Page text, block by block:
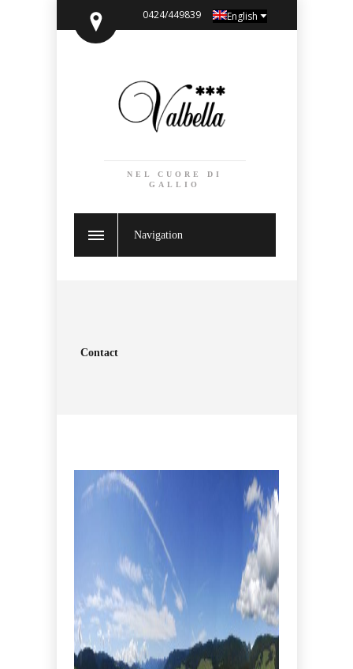
0424/449839 English
NEL CUORE DI
GALLIO
Navigation
Contact